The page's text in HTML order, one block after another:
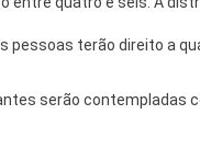
pessoas terão direito a
serão contempladas